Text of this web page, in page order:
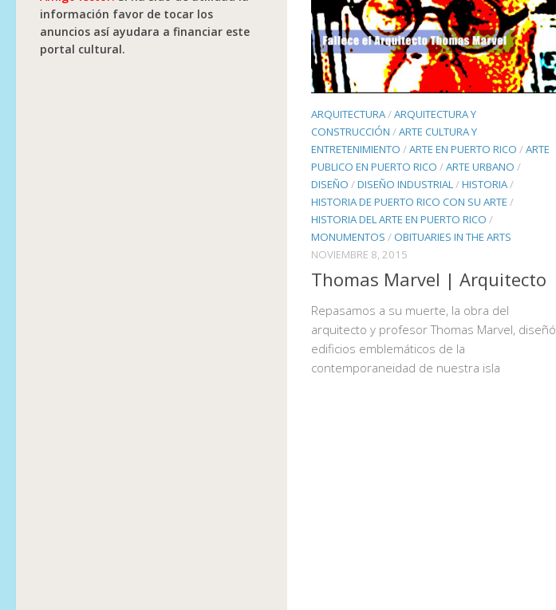
ARQUITECTURA/ARQUITECTURA Y
CONSTRUCCIÓN /ARTE CULTURA Y
ENTRETENIMIENTO /ARTE EN PUERTO RICO /ARTE
PUBLICO EN PUERTO RICO /ARTE URBANO /
DISEÑO /DISEÑO INDUSTRIAL/HISTORIA/
HISTORIA DE PUERTO RICO CON SU ARTE /
HISTORIA DEL ARTE EN PUERTO RICO /
MONUMENTOS / OBITUARIES IN THE ARTS
NOVIEMBRE 8, 2015
Thomas Marvel | Arquitecto
Repasamos a su muerte, la obra del
arquitecto y profesor Thomas Marvel, diseñó
edificios emblemáticos de la
contemporaneidad de nuestra isla
información favor de tocar los
anuncios así ayudara a financiar este
portal cultural.